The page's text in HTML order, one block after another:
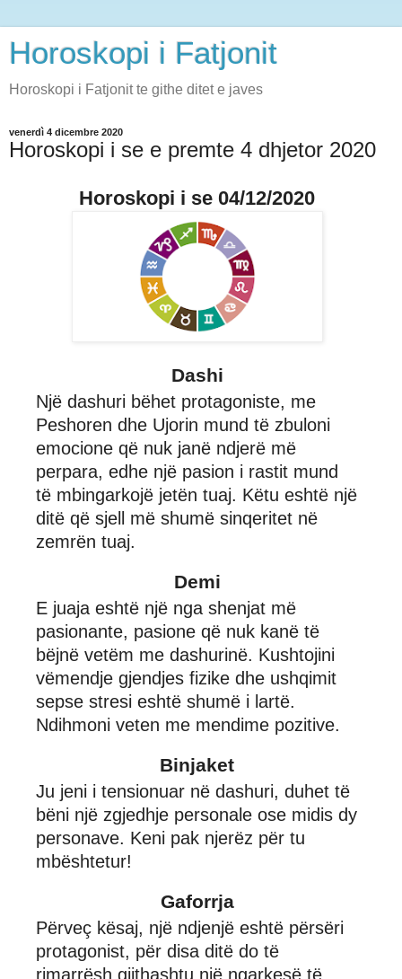
Horoskopi i Fatjonit
Horoskopi i Fatjonit te githe ditet e javes
venerdì 4 dicembre 2020
Horoskopi i se e premte 4 dhjetor 2020
Horoskopi i se 04/12/2020
Dashi
Një dashuri bëhet protagoniste, me
Peshoren dhe Ujorin mund të zbuloni
emocione që nuk janë ndjerë më
perpara, edhe një pasion i rastit mund
të mbingarkojë jetën tuaj. Këtu eshtë një
ditë që sjell më shumë sinqeritet në
zemrën tuaj.
Demi
E juaja eshtë një nga shenjat më
pasionante, pasione që nuk kanë të
bëjnë vetëm me dashurinë. Kushtojini
vëmendje gjendjes fizike dhe ushqimit
sepse stresi eshtë shumë i lartë.
Ndihmoni veten me mendime pozitive.
Binjaket
Ju jeni i tensionuar në dashuri, duhet të
bëni një zgjedhje personale ose midis dy
personave. Keni pak njerëz për tu
mbështetur!
Gaforrja
Përveç kësaj, një ndjenjë eshtë përsëri
protagonist, për disa ditë do të
rimarrësh gjithashtu një ngarkesë të